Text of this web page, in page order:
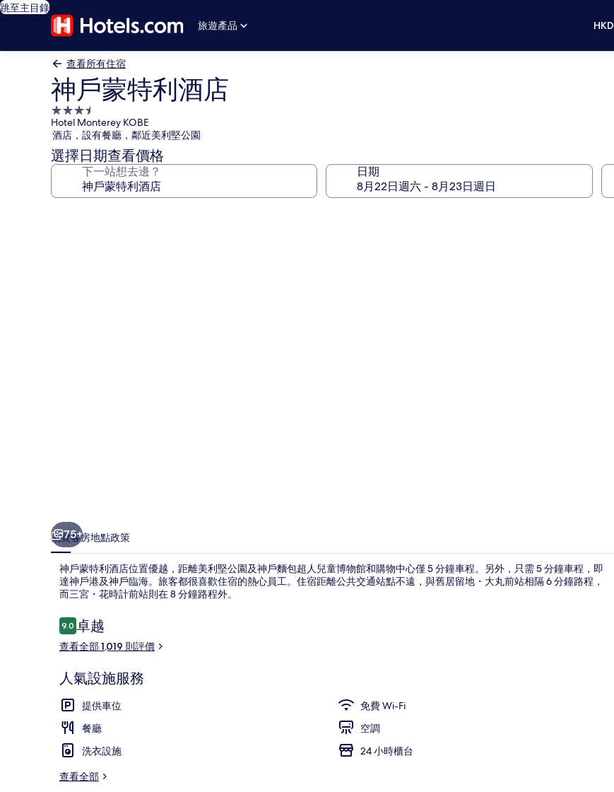
跳至主目錄
旅遊產品
HKD
查看所有住宿
神戶蒙特利酒店
3.5
星
級
住
宿
Hotel Monterey KOBE
酒店，設有餐廳，鄰近美利堅公園
選擇日期查看價格
下一站想去邊？ 日期
75+
概覽客房地點政策
神戶蒙特利酒店位置優越，距離美利堅公園及神戶麵包超人兒童博物館和購物中心僅 5 分鐘車程。另外，只需 5 分鐘車程，即
達神戶港及神戶臨海。旅客都很喜歡住宿的熱心員工。住宿距離公共交通站點不遠，與舊居留地・大丸前站相隔 6 分鐘路程，
而三宮・花時計前站則在 8 分鐘路程外。
評
價
9.09.0 分，滿分 10 分，
卓越
查看全部 1,019 則評價
人氣設施服務
提供車位
免費 Wi-Fi
餐廳
空調
洗衣設施
24 小時櫃台
查看全部